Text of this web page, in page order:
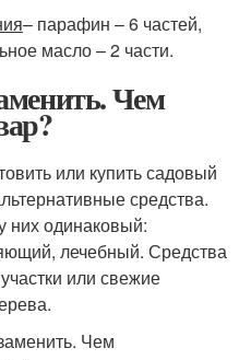
– парафин – 6 частей,
масло – 2 части.
Чем
или купить садовый
средства.
них одинаковый:
лечебный. Средства
или свежие